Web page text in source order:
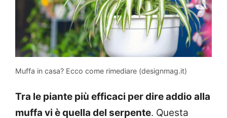
Muffa in casa? Ecco come rimediare (designmag.it)
Tra le piante più efficaci per dire addio alla
muffa vi è quella del serpente. Questa